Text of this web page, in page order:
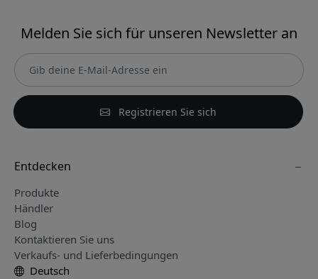
Melden Sie sich für unseren Newsletter an
Registrieren Sie sich
Entdecken
Produkte
Händler
Blog
Kontaktieren Sie uns
Verkaufs- und Lieferbedingungen
Deutsch